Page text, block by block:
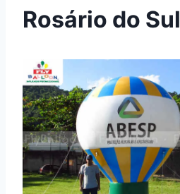
Rosário do Sul